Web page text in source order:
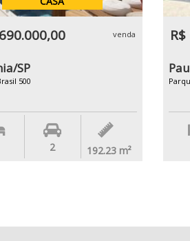
venda
SP
500
2 192.23 m²